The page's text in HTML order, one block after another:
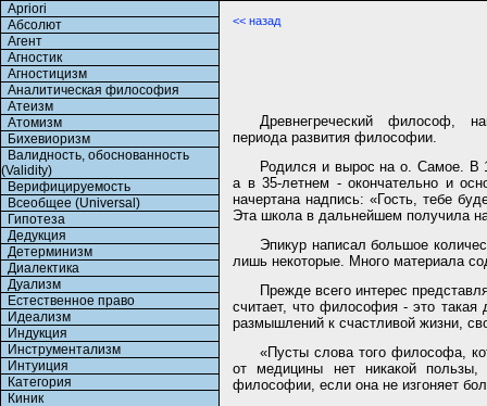
Apriori
Абсолют
Агент
Агностик
Агностицизм
Аналитическая философия
Атеизм
Атомизм
Бихевиоризм
Валидность, обоснованность
(Validity)
Верифицируемость
Всеобщее (Universal)
Гипотеза
Дедукция
Детерминизм
Диалектика
Дуализм
Естественное право
Идеализм
Индукция
Инструментализм
Интуиция
Категория
Киник
<< назад
Древнегреческий философ,
периода развития философии.
Родился и вырос на о. Самое. В
а в 35-летнем - окончательно и
начертана надпись: «Гость, тебе
Эта школа в дальнейшем получила
Эпикур написал большое
лишь некоторые. Много материала
Прежде всего интерес
считает, что философия - это такая
размышлений к счастливой жизни,
«Пусты слова того философа,
от медицины нет никакой
философии, если она не изгоняет